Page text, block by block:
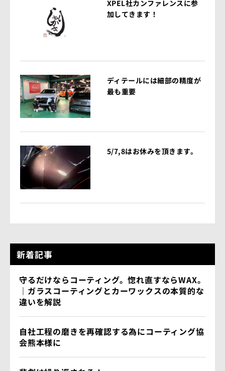
XPEL社カンファレンスに参
加してきます！
ディテールには細部の精度が
最も重要
5/7,8はお休みを頂きます。
新着記事
守るだけならコーティング。惚れ直すならWAX。
｜ガラスコーティングとカーワックスの本質的な
違いを解説
自社工程の磨きを再確認する為にコーティング協
会熊本様に